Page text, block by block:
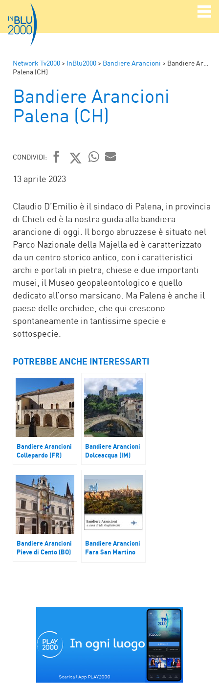
Network Tv2000 > InBlu2000 > Bandiere Arancioni > Bandiere Arancioni
Palena (CH)
Bandiere Arancioni
Palena (CH)
CONDIVIDI:
FACEBOOK
TWITTER
13 aprile 2023
Claudio D’Emilio è il sindaco di Palena, in provincia
di Chieti ed è la nostra guida alla bandiera
arancione di oggi. Il borgo abruzzese è situato nel
Parco Nazionale della Majella ed è caratterizzato
da un centro storico antico, con i caratteristici
archi e portali in pietra, chiese e due importanti
musei, il Museo geopaleontologico e quello
dedicato all’orso marsicano. Ma Palena è anche il
paese delle orchidee, che qui crescono
spontaneamente in tantissime specie e
sottospecie.
POTREBBE ANCHE INTERESSARTI
Bandiere Arancioni
Collepardo (FR)
Bandiere Arancioni
Dolceacqua (IM)
Bandiere Arancioni
Pieve di Cento (BO)
Bandiere Arancioni
Fara San Martino